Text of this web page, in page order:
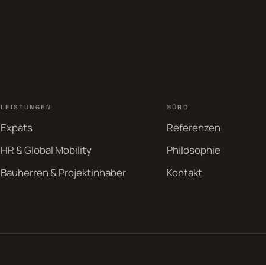
LEISTUNGEN
Expats
HR & Global Mobility
Bauherren & Projektinhaber
BÜRO
Referenzen
Philosophie
Kontakt